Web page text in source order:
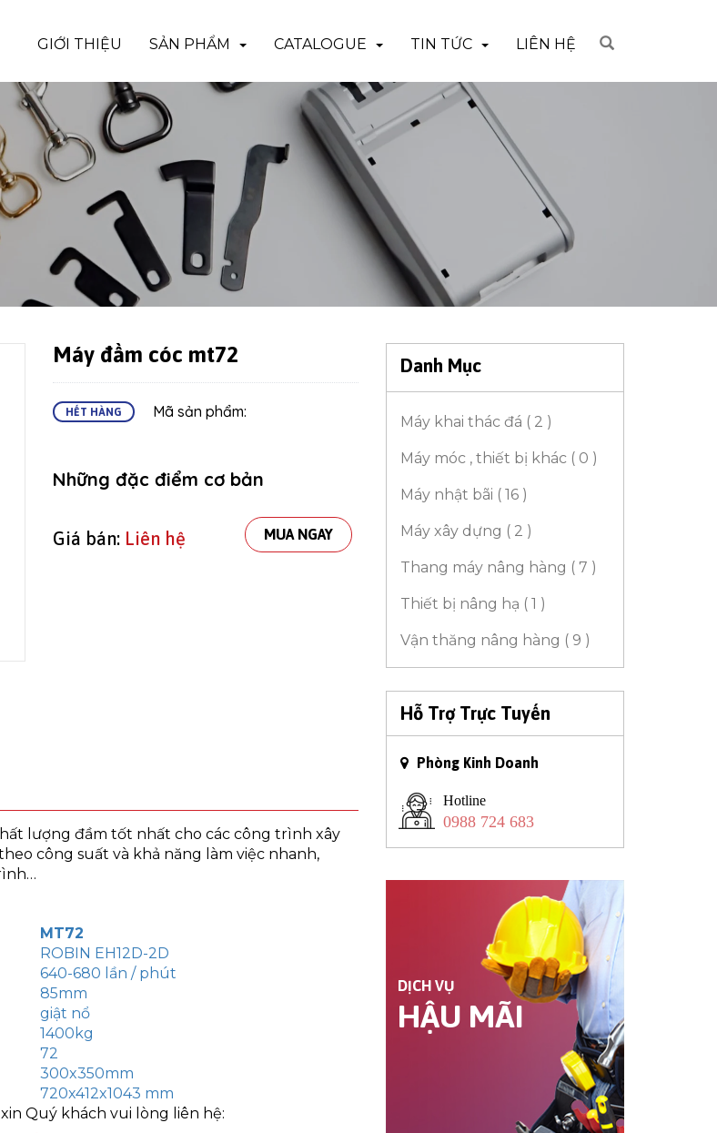
GIỚI THIỆU SẢN PHẨM CATALOGUE TIN TỨC LIÊN HỆ
Máy đầm cóc mt72
HẾT HÀNG Mã sản phẩm:
Những đặc điểm cơ bản
Giá bán: Liên hệ MUA NGAY
lượng đầm tốt nhất cho các công trình xây
công suất và khả năng làm việc nhanh,
MT72
ROBIN EH12D-2D
640-680 lần / phút
85mm
giật nổ
1400kg
72
300x350mm
720x412x1043 mm
Quý khách vui lòng liên hệ:
Danh Mục
Máy khai thác đá ( 2 )
Máy móc , thiết bị khác ( 0 )
Máy nhật bãi ( 16 )
Máy xây dựng ( 2 )
Thang máy nâng hàng ( 7 )
Thiết bị nâng hạ ( 1 )
Vận thăng nâng hàng ( 9 )
Hỗ Trợ Trực Tuyến
Phòng Kinh Doanh
Hotline
0988 724 683
DỊCH VỤ
HẬU MÃI